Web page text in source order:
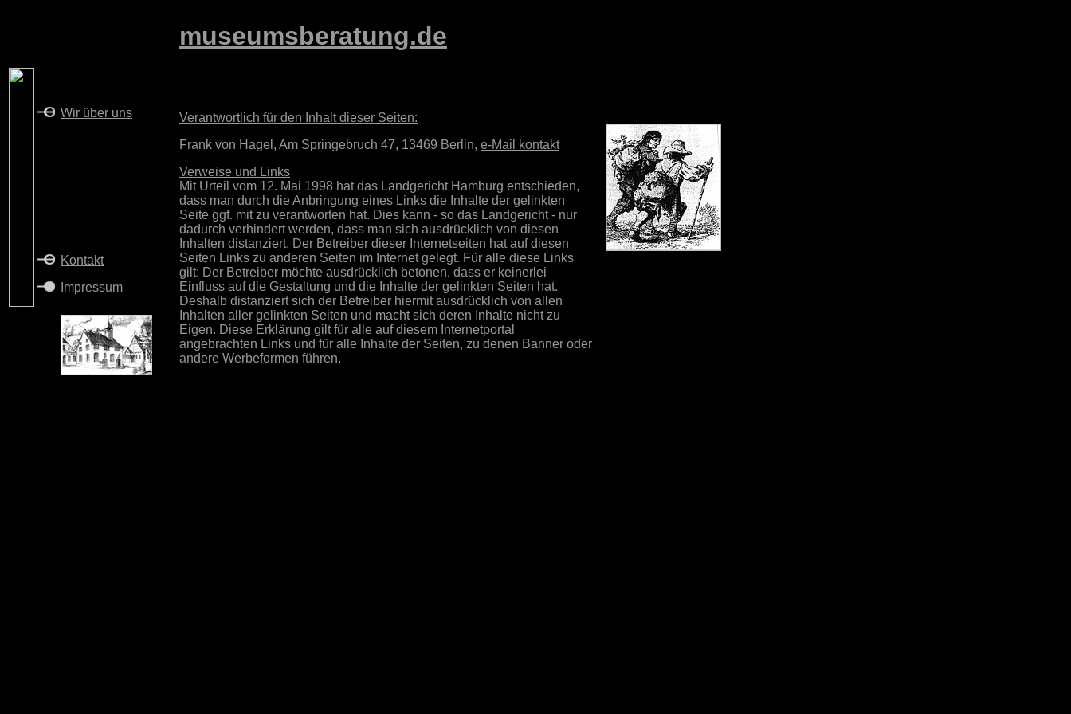
museumsberatung.de
Verantwortlich für den Inhalt dieser Seiten:
Frank von Hagel, Am Springebruch 47, 13469 Berlin, e-Mail kontakt
Verweise und Links
Mit Urteil vom 12. Mai 1998 hat das Landgericht Hamburg entschieden,
dass man durch die Anbringung eines Links die Inhalte der gelinkten
Seite ggf. mit zu verantworten hat. Dies kann - so das Landgericht - nur
dadurch verhindert werden, dass man sich ausdrücklich von diesen
Inhalten distanziert. Der Betreiber dieser Internetseiten hat auf diesen
Seiten Links zu anderen Seiten im Internet gelegt. Für alle diese Links
gilt: Der Betreiber möchte ausdrücklich betonen, dass er keinerlei
Einfluss auf die Gestaltung und die Inhalte der gelinkten Seiten hat.
Deshalb distanziert sich der Betreiber hiermit ausdrücklich von allen
Inhalten aller gelinkten Seiten und macht sich deren Inhalte nicht zu
Eigen. Diese Erklärung gilt für alle auf diesem Internetportal
angebrachten Links und für alle Inhalte der Seiten, zu denen Banner oder
andere Werbeformen führen.
Wir über uns
Kontakt
Impressum